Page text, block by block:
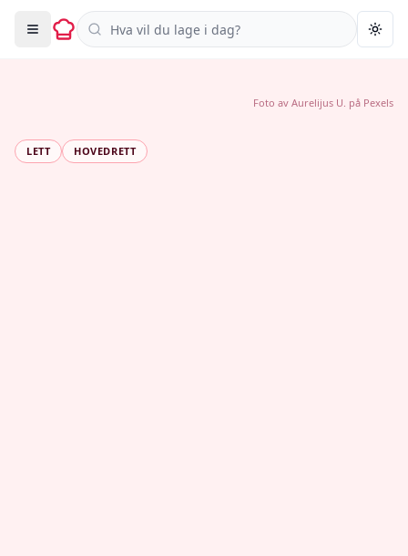
Søk i oppskrifter
LETT HOVEDRETT
Foto av Aurelijus U. på Pexels